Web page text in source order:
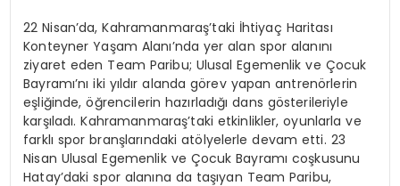
22 Nisan’da, Kahramanmaraş’taki İhtiyaç Haritası
Konteyner Yaşam Alanı’nda yer alan spor alanını
ziyaret eden Team Paribu; Ulusal Egemenlik ve Çocuk
Bayramı’nı iki yıldır alanda görev yapan antrenörlerin
eşliğinde, öğrencilerin hazırladığı dans gösterileriyle
karşıladı. Kahramanmaraş’taki etkinlikler, oyunlarla ve
farklı spor branşlarındaki atölyelerle devam etti. 23
Nisan Ulusal Egemenlik ve Çocuk Bayramı coşkusunu
Hatay’daki spor alanına da taşıyan Team Paribu,